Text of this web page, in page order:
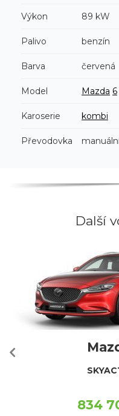
Výkon 89 kW
Palivo benzín
Barva červená
Model Mazda 6
Karoserie kombi
Převodovka
Další
834